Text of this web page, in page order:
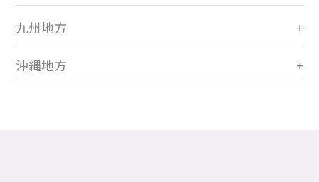
九州地方
沖縄地方